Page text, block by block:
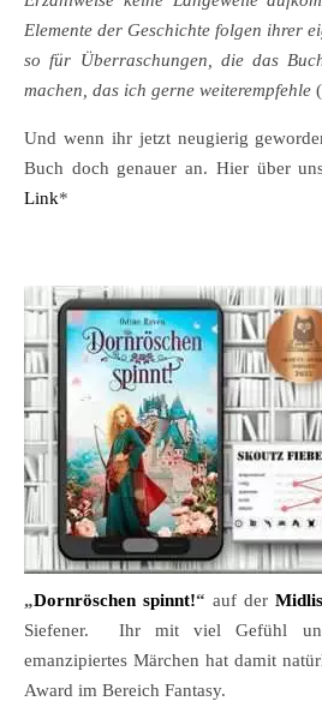
Elemente der Geschichte folgen ihrer
so für Überraschungen, die das
machen, das ich gerne weiterempfehle
Und wenn ihr jetzt neugierig
Buch doch genauer an. Hier über
Link*
„Dornröschen spinnt!“ auf der
Siefener. Ihr mit viel Gefühl und
emanzipiertes Märchen hat damit
Award im Bereich Fantasy.